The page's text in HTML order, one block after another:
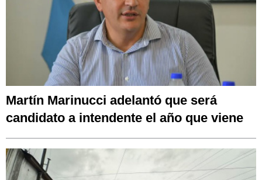
Martín Marinucci adelantó que será
candidato a intendente el año que viene